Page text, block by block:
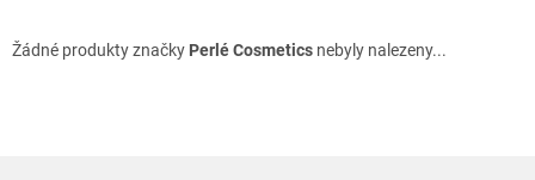
Žádné produkty značky Perlé Cosmetics nebyly nalezeny...